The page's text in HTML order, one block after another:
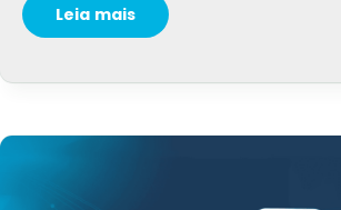
Leia mais